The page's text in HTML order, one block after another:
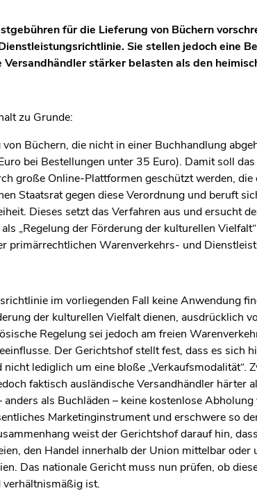
für die Lieferung von Büchern
Sie stellen jedoch eine
stärker belasten als den
zu Grunde:
Büchern, die nicht in einer Buchhandlung
bei Bestellungen unter 35 Euro). Damit soll
große Online-Plattformen geschützt werden, die
Staatsrat gegen diese Verordnung und beruft
Dieses setzt das Verfahren aus und ersucht
„Regelung der Förderung der kulturellen
primärrechtlichen Warenverkehrs- und
im vorliegenden Fall keine Anwendung
der kulturellen Vielfalt dienen, ausdrücklich
Regelung sei jedoch am freien
Der Gerichtshof stellt fest, dass es sich
lediglich um eine bloße „Verkaufsmodalität“.
faktisch ausländische Versandhändler härter
als Buchläden – keine kostenlose
Marketinginstrument und erschwere so
weist der Gerichtshof darauf hin,
den Handel innerhalb der Union mittelbar oder
Das nationale Gericht muss nun prüfen, ob
ist.